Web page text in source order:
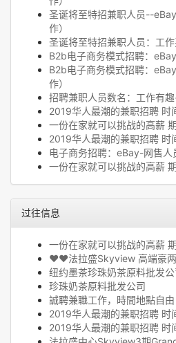
圣诞将至特招兼职人员--
作）
圣诞将至特招兼职人员：工
B2b电子商务模式招聘：
B2b电子商务模式招聘：
作）
招聘兼职人员数名：工作有
2019华人最潮的兼职招聘 时
一份在家就可以挑战的高薪
2019华人最潮的兼职招聘 时
电子商务招聘：eBay-网售
一份在家就可以挑战的高薪
过往信息
一份在家就可以挑战的高薪
❤❤法拉盛Skyview 高端豪
纽约墨茶珍珠奶茶原料批发公
珍珠奶茶原料批发公司
誠聘兼職工作，時間地點自由
2019华人最潮的兼职招聘 时
2019华人最潮的兼职招聘 时